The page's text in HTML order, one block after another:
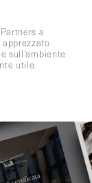
a
sull’ambiente
utile.